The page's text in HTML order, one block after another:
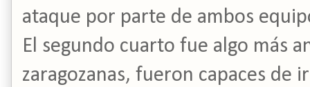
ataque por parte de ambos
El segundo cuarto fue algo más
zaragozanas, fueron capaces de